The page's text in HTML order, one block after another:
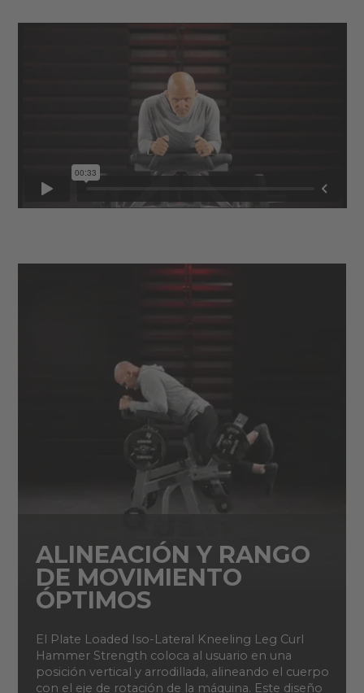
ALINEACIÓN Y RANGO
DE MOVIMIENTO
ÓPTIMOS
El Plate Loaded Iso-Lateral Kneeling Leg Curl
Hammer Strength coloca al usuario en una
posición vertical y arrodillada, alineando el cuerpo
con el eje de rotación de la máquina. Este diseño